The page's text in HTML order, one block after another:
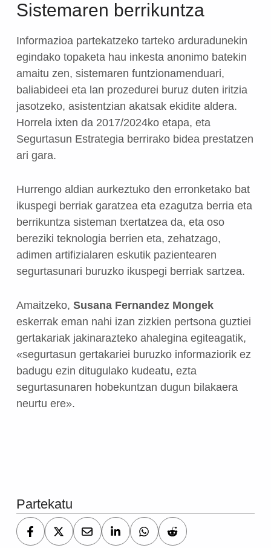
Sistemaren berrikuntza
Informazioa partekatzeko tarteko arduradunekin
egindako topaketa hau inkesta anonimo batekin
amaitu zen, sistemaren funtzionamenduari,
baliabideei eta lan prozedurei buruz duten iritzia
jasotzeko, asistentzian akatsak ekidite aldera.
Horrela ixten da 2017/2024ko etapa, eta
Segurtasun Estrategia berrirako bidea prestatzen
ari gara.
Hurrengo aldian aurkeztuko den erronketako bat
ikuspegi berriak garatzea eta ezagutza berria eta
berrikuntza sisteman txertatzea da, eta oso
bereziki teknologia berrien eta, zehatzago,
adimen artifizialaren eskutik pazientearen
segurtasunari buruzko ikuspegi berriak sartzea.
Amaitzeko, Susana Fernandez Mongek
eskerrak eman nahi izan zizkien pertsona guztiei
gertakariak jakinarazteko ahalegina egiteagatik,
«segurtasun gertakariei buruzko informaziorik ez
badugu ezin ditugulako kudeatu, ezta
segurtasunaren hobekuntzan dugun bilakaera
neurtu ere».
Partekatu